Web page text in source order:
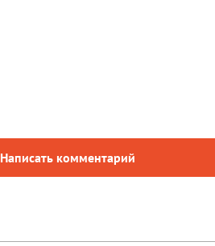
Написать комментарий